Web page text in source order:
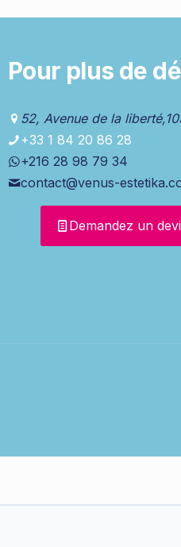
Pour plus de
52, Avenue de la
+33 1 84 20 86 28
+216 28 98 79 34
contact@venus-
Demandez un